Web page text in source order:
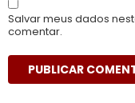
Salvar meus dados
comentar.